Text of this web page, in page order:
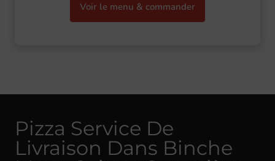
Voir le menu & commander
Pizza Service De
Livraison Dans Binche